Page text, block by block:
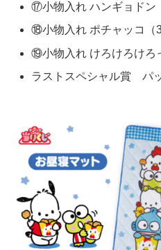
⑰小物入れ ハンギョドン
⑱小物入れ ポチャッコ（3
⑲小物入れ けろけろけろ
ラストスペシャル賞 パ